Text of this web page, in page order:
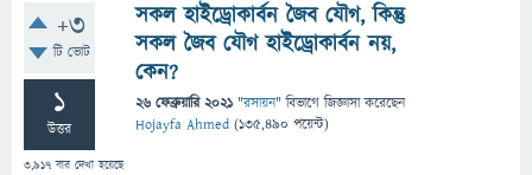
+3
টি ভোট
1
উত্তর
3,917 বার দেখা হয়েছে
সকল হাইড্রোকার্বন জৈব যৌগ, কিন্তু
সকল জৈব যৌগ হাইড্রোকার্বন নয়,
কেন?
26 ফেব্রুয়ারি 2021 "রসায়ন" বিভাগে জিজ্ঞাসাকরেছেন
Hojayfa Ahmed (135,490 পয়েন্ট)